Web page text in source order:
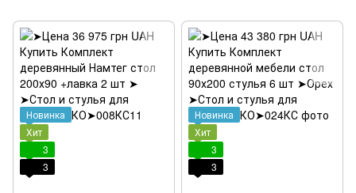
Новинка
Хит
3
3
Новинка
Хит
3
3